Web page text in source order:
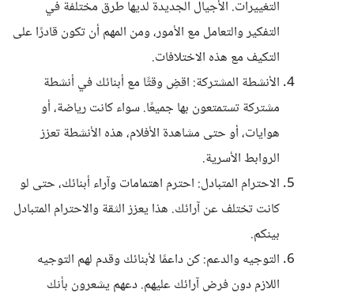
التغييرات. الأجيال الجديدة لديها طرق مختلفة في
التفكير والتعامل مع الأمور، ومن المهم أن تكون قادرًا على
التكيف مع هذه الاختلافات.
الأنشطة المشتركة: اقضِ وقتًا مع أبنائك في أنشطة
مشتركة تستمتعون بها جميعًا. سواء كانت رياضة، أو
هوايات، أو حتى مشاهدة الأفلام، هذه الأنشطة تعزز
الروابط الأسرية.
الاحترام المتبادل: احترم اهتمامات وآراء أبنائك، حتى لو
كانت تختلف عن آرائك. هذا يعزز الثقة والاحترام المتبادل
بينكم.
التوجيه والدعم: كن داعمًا لأبنائك وقدم لهم التوجيه
اللازم دون فرض آرائك عليهم. دعهم يشعرون بأنك